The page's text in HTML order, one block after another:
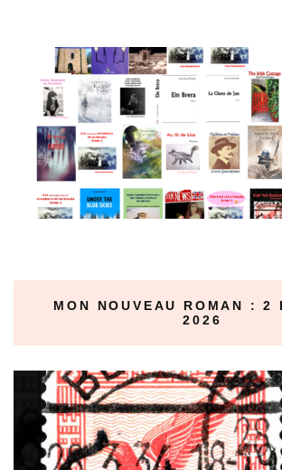
MON NOUVEAU ROMAN : 2
2026